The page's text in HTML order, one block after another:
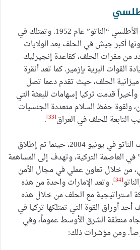
انضمت تركيا لحلف شمال الأطلسي “الناتو” عام 1952. وتمتلك في
أكبر جيش في الحلف بعد الولايات
من مقرات الحلف، كقاعدة إنجيرليك
القوات البرية بإزمير. كما تعد أنقرة
الحلف، حيث تقدم دعما تصل
يورو. وأخيراً قدمت تركيا إسهامات للبعثة التي
ولقوة حفظ السلام متعددة الجنسيات
التابعة للحلف في العراق[33]
.
بدأت علاقة الإمارات بحلف الناتو في يونيو 2004، حينما تم إطلاق
في العاصمة التركية، وتهدف إلى المساهمة
من خلال تعاون عملي في مجال الأمن
[34]
. وتعد الإمارات واحدة من هذه
استراتيجية مع الحلف من خلال هذه
أحد أوراق القوة التي تمتلكها تركيا في
منطقة الشرق الأوسط عموماً، وفي
ومن مؤشرات ذلك: